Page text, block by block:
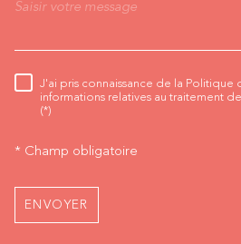
J'ai pris connaissance de la
informations relatives au traitement
(*)
* Champ obligatoire
ENVOYER